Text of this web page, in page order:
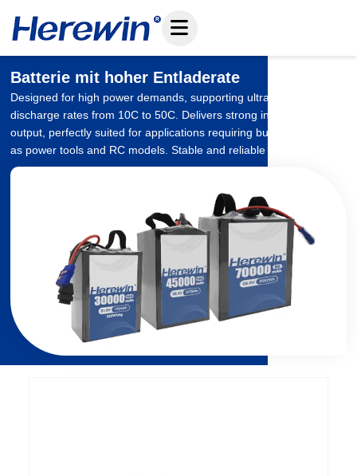
Inhalt
springen
Batterie mit hoher Entladerate
Designed for high power demands, supporting ultra-high
discharge rates from 10C to 50C. Delivers strong instant power
output, perfectly suited for applications requiring burst power, such
as power tools and RC models. Stable and reliable performance.